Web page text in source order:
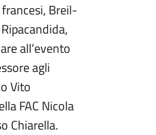
Breil-
all’evento
agli
Vito
FAC Nicola
Chiarella.